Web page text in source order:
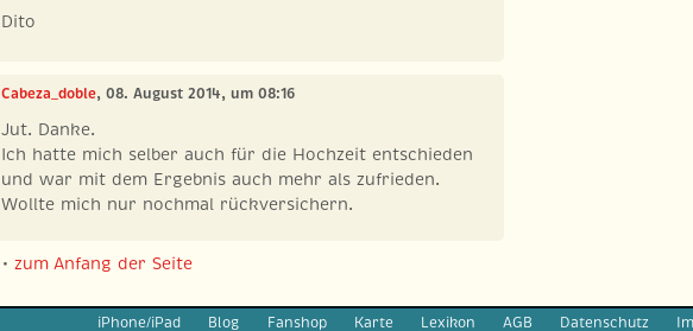
Dito
Cabeza_doble, 08. August 2014, um 08:16
Jut. Danke.
Ich hatte mich selber auch für die Hochzeit entschieden
und war mit dem Ergebnis auch mehr als zufrieden.
Wollte mich nur nochmal rückversichern.
•zum Anfang der Seite
iPhone/iPad Blog Fanshop Karte Lexikon AGB Datenschutz